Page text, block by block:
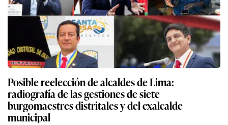
Posible reelección de alcaldes de Lima:
radiografía de las gestiones de siete
burgomaestres distritales y del exalcalde
municipal